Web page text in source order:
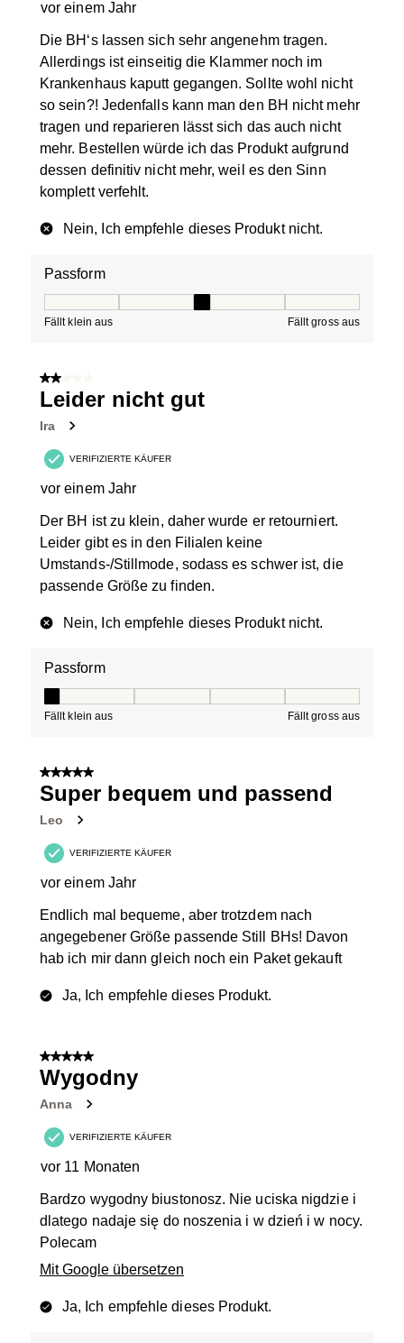
vor einem Jahr
Die BH‘s lassen sich sehr angenehm tragen.
Allerdings ist einseitig die Klammer noch im
Krankenhaus kaputt gegangen. Sollte wohl nicht
so sein?! Jedenfalls kann man den BH nicht mehr
tragen und reparieren lässt sich das auch nicht
mehr. Bestellen würde ich das Produkt aufgrund
dessen definitiv nicht mehr, weil es den Sinn
komplett verfehlt.
Nein, Ich empfehle dieses Produkt nicht.
Passform
Fällt klein aus Fällt gross aus
2 von 5 Sternen.
Leider nicht gut
Ira
VERIFIZIERTE KÄUFER
vor einem Jahr
Der BH ist zu klein, daher wurde er retourniert.
Leider gibt es in den Filialen keine
Umstands-/Stillmode, sodass es schwer ist, die
passende Größe zu finden.
Nein, Ich empfehle dieses Produkt nicht.
Passform
Fällt klein aus Fällt gross aus
5 von 5 Sternen.
Super bequem und passend
Leo
VERIFIZIERTE KÄUFER
vor einem Jahr
Endlich mal bequeme, aber trotzdem nach
angegebener Größe passende Still BHs! Davon
hab ich mir dann gleich noch ein Paket gekauft
Ja, Ich empfehle dieses Produkt.
5 von 5 Sternen.
Wygodny
Anna
VERIFIZIERTE KÄUFER
vor 11 Monaten
Bardzo wygodny biustonosz. Nie uciska nigdzie i
dlatego nadaje się do noszenia i w dzień i w nocy.
Polecam
Mit Google übersetzen
Ja, Ich empfehle dieses Produkt.